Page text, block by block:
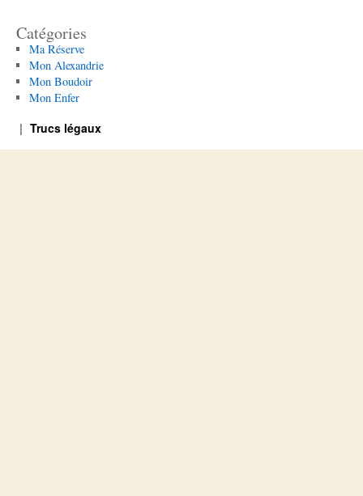
Catégories
Ma Réserve
Mon Alexandrie
Mon Boudoir
Mon Enfer
Trucs légaux